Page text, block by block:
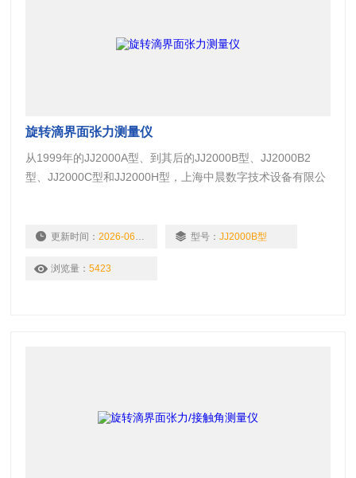
旋转滴界面张力测量仪
从1999年的JJ2000A型、到其后的JJ2000B型、JJ2000B2
型、JJ2000C型和JJ2000H型，上海中晨数字技术设备有限公
合国内外类似产品的优点，采用计算机控制及多媒体技术于
但其经典的设计至今仍受到不少用
更新时间：2026-06-11 型号：JJ2000B型
浏览量：5423